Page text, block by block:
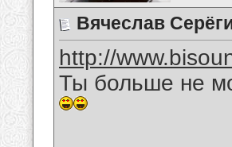
Вячеслав
http://
Ты больше не